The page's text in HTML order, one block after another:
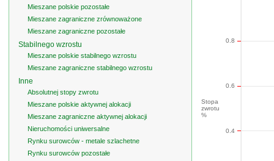
Stopa
zwrotu
%
0.4
0.6
0.8
Mieszane polskie pozostałe
Mieszane zagraniczne zrównoważone
Mieszane zagraniczne pozostałe
Stabilnego wzrostu
Mieszane polskie stabilnego wzrostu
Mieszane zagraniczne stabilnego wzrostu
Inne
Absolutnej stopy zwrotu
Mieszane polskie aktywnej alokacji
Mieszane zagraniczne aktywnej alokacji
Nieruchomości uniwersalne
Rynku surowców - metale szlachetne
Rynku surowców pozostałe